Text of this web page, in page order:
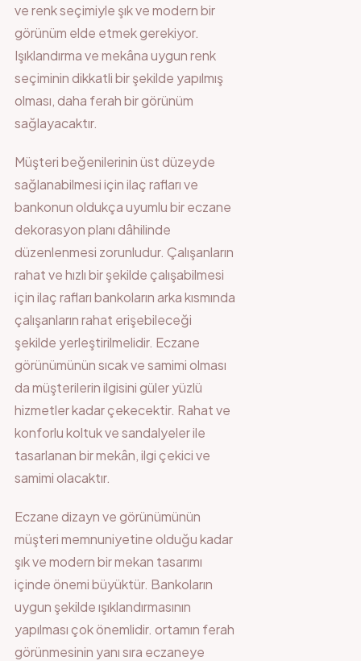
ve renk seçimiyle şık ve modern bir
görünüm elde etmek gerekiyor.
Işıklandırma ve mekâna uygun renk
seçiminin dikkatli bir şekilde yapılmış
olması, daha ferah bir görünüm
sağlayacaktır.
Müşteri beğenilerinin üst düzeyde
sağlanabilmesi için ilaç rafları ve
bankonun oldukça uyumlu bir eczane
dekorasyon planı dâhilinde
düzenlenmesi zorunludur. Çalışanların
rahat ve hızlı bir şekilde çalışabilmesi
için ilaç rafları bankoların arka kısmında
çalışanların rahat erişebileceği
şekilde yerleştirilmelidir. Eczane
görünümünün sıcak ve samimi olması
da müşterilerin ilgisini güler yüzlü
hizmetler kadar çekecektir. Rahat ve
konforlu koltuk ve sandalyeler ile
tasarlanan bir mekân, ilgi çekici ve
samimi olacaktır.
Eczane dizayn ve görünümünün
müşteri memnuniyetine olduğu kadar
şık ve modern bir mekan tasarımı
içinde önemi büyüktür. Bankoların
uygun şekilde ışıklandırmasının
yapılması çok önemlidir. ortamın ferah
görünmesinin yanı sıra eczaneye